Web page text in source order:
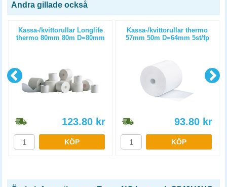
Andra gillade också
Kassa-/kvittorullar Longlife
thermo 80mm 80m D=80mm
123.80 kr
KÖP
Kassa-/kvittorullar thermo
57mm 50m D=64mm 5st/fp
93.80 kr
KÖP